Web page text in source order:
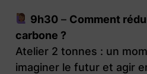
9h30 – Comment
carbone ?
Atelier 2 tonnes : un
imaginer le futur et agir